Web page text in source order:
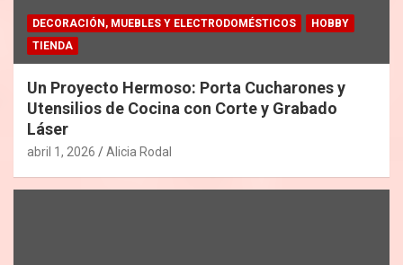
DECORACIÓN, MUEBLES Y ELECTRODOMÉSTICOS
HOBBY
TIENDA
Un Proyecto Hermoso: Porta Cucharones y
Utensilios de Cocina con Corte y Grabado
Láser
abril 1, 2026 Alicia Rodal